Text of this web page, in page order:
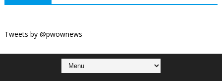
Tweets by @pwownews